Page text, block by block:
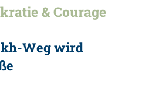
& Courage
Weg wird